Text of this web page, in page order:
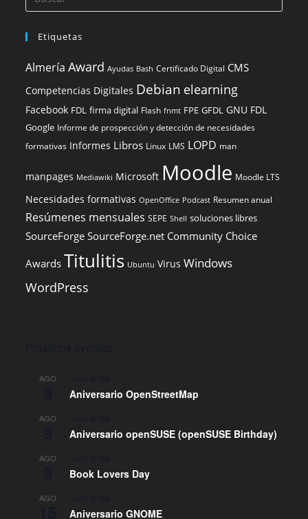
Etiquetas
Almería Award Ayudas Bash Certificado Digital CMS
Competencias Digitales Debian elearning
Facebook FDL firma digital Flash fnmt FPE GFDL GNU FDL
Google Informe de prospección y detección de necesidades
formativas Informes Libros Linux LMS LOPD man
manpages Mediawiki Microsoft Moodle Moodle LTS
Necesidades formativas OpenOffice Podcast Resumen anual
Resúmenes mensuales SEPE Shell soluciones libres
SourceForge SourceForge.net Community Choice
Awards Titulitis Ubuntu Virus Windows
WordPress
AGO
Aniversario OpenStreetMap
AGO
Aniversario openSUSE (openSUSE Birthday)
AGO
Book Lovers Day
AGO
Aniversario GNOME